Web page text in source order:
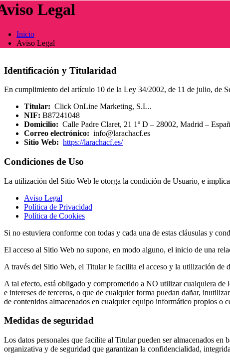
Legal
Inicio
Aviso Legal
Identificación y Titularidad
En cumplimiento del artículo 10 de la Ley 34/2002, de 11 de julio, de
Titular: Click OnLine Marketing, S.L..
NIF: B87241048
Domicilio: Calle Padre Claret, 21 1º D – 28002, Madrid –
Correo electrónico: info@larachacf.es
Sitio Web: https://larachacf.es/
Condiciones de Uso
La utilización del Sitio Web le otorga la condición de Usuario, e
Aviso Legal
Política de Privacidad
Política de Cookies
Si no estuviera conforme con todas y cada una de estas cláusulas y
El acceso al Sitio Web no supone, en modo alguno, el inicio de una
A través del Sitio Web, el Titular le facilita el acceso y la utilización de
A tal efecto, está obligado y comprometido a NO utilizar cualquiera
e intereses de terceros, o que de cualquier forma puedan dañar,
de contenidos almacenados en cualquier equipo informático propios o
Medidas de seguridad
Los datos personales que facilite al Titular pueden ser almacenados en
organizativa y de seguridad que garantizan la confidencialidad,